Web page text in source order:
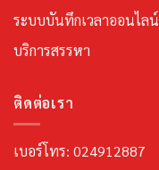
ระบบบันทึกเวลาออนไลน์
บริการสรรหา
ติดต่อเรา
เบอร์โทร: 024912887